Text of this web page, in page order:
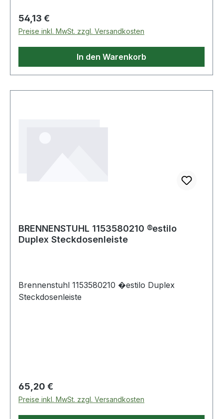
Regulärer Preis:
54,13 €
Preise inkl. MwSt. zzgl. Versandkosten
In den Warenkorb
BRENNENSTUHL 1153580210 ®estilo
Duplex Steckdosenleiste
Brennenstuhl 1153580210 �estilo Duplex
Steckdosenleiste
Regulärer Preis:
65,20 €
Preise inkl. MwSt. zzgl. Versandkosten